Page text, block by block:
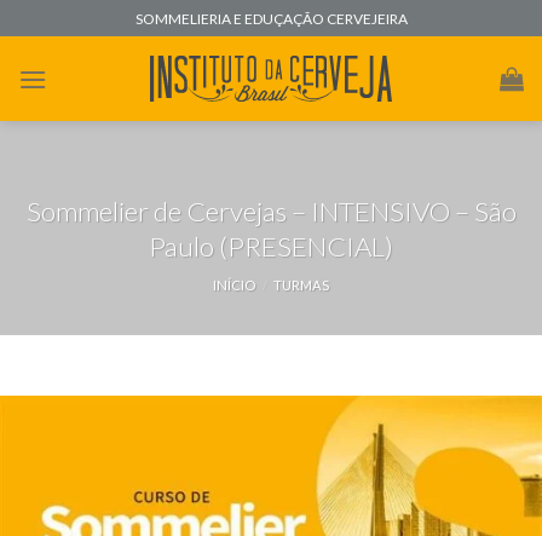
to
content
SOMMELIERIA E EDUÇAÇÃO CERVEJEIRA
Sommelier de Cervejas – INTENSIVO – São
Paulo (PRESENCIAL)
INÍCIO TURMAS